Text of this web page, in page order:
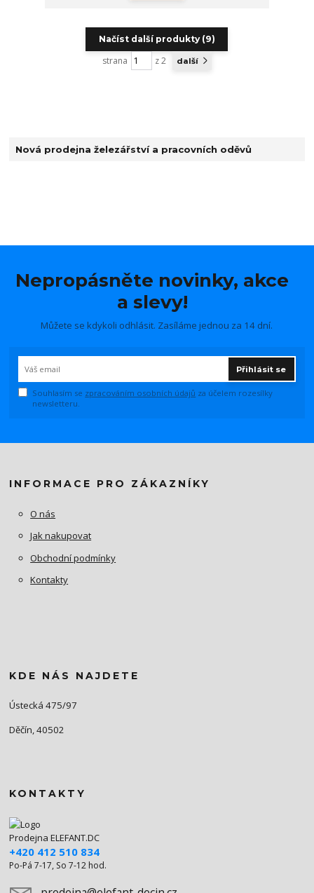
Nová prodejna železářství a pracovních oděvů
Načíst další produkty (9)
strana z 2 další
Nepropásněte novinky, akce
a slevy!
Můžete se kdykoli odhlásit. Zasíláme jednou za 14 dní.
Přihlásit se
Souhlasím se zpracováním osobních údajů za účelem rozesílky
newsletteru.
INFORMACE PRO ZÁKAZNÍKY
O nás
Jak nakupovat
Obchodní podmínky
Kontakty
KDE NÁS NAJDETE
Ústecká 475/97
Děčín, 40502
KONTAKTY
Prodejna ELEFANT.DC
+420 412 510 834
Po-Pá 7-17, So 7-12 hod.